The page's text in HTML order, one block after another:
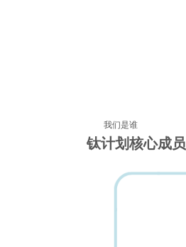
我们是谁
钛计划核心成员